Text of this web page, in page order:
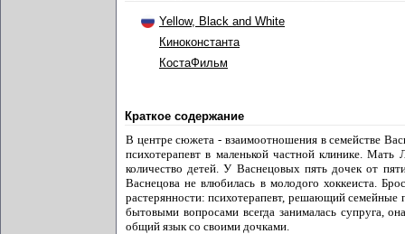
Yellow, Black and White
Киноконстанта
КостаФильм
Краткое содержание
В центре сюжета - взаимоотношения в семействе
психотерапевт в маленькой частной клинике.
количество детей. У Васнецовых пять дочек от
Васнецова не влюбилась в молодого хоккеиста.
растерянности: психотерапевт, решающий
бытовыми вопросами всегда занималась супруга,
общий язык со своими дочками.